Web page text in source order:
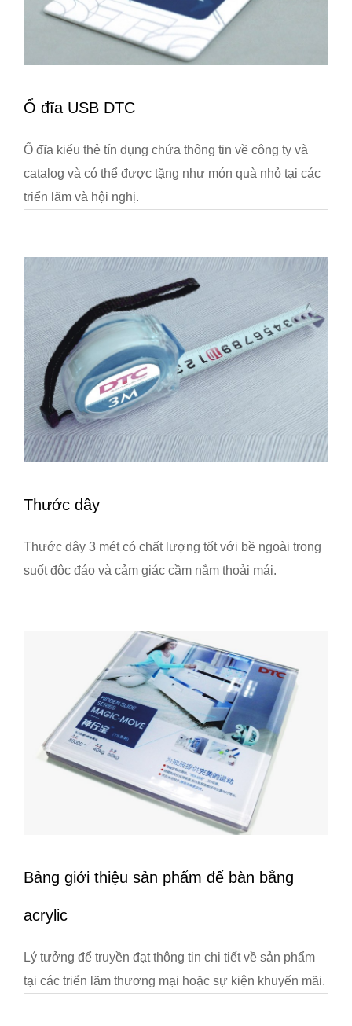
Ổ đĩa USB DTC
Ổ đĩa kiểu thẻ tín dụng chứa thông tin về công ty và
catalog và có thể được tặng như món quà nhỏ tại các
triển lãm và hội nghị.
Thước dây
Thước dây 3 mét có chất lượng tốt với bề ngoài trong
suốt độc đáo và cảm giác cầm nắm thoải mái.
Bảng giới thiệu sản phẩm để bàn bằng
acrylic
Lý tưởng để truyền đạt thông tin chi tiết về sản phẩm
tại các triển lãm thương mại hoặc sự kiện khuyến mãi.